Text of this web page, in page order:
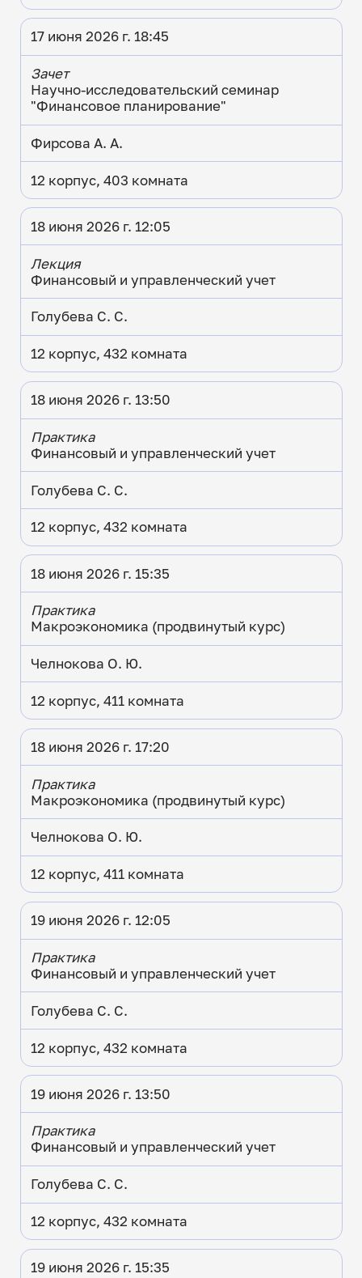
17 июня 2026 г. 18:45
Зачет
Научно-исследовательский семинар
"Финансовое планирование"
Фирсова А. А.
12 корпус, 403 комната
18 июня 2026 г. 12:05
Лекция
Финансовый и управленческий учет
Голубева С. С.
12 корпус, 432 комната
18 июня 2026 г. 13:50
Практика
Финансовый и управленческий учет
Голубева С. С.
12 корпус, 432 комната
18 июня 2026 г. 15:35
Практика
Макроэкономика (продвинутый курс)
Челнокова О. Ю.
12 корпус, 411 комната
18 июня 2026 г. 17:20
Практика
Макроэкономика (продвинутый курс)
Челнокова О. Ю.
12 корпус, 411 комната
19 июня 2026 г. 12:05
Практика
Финансовый и управленческий учет
Голубева С. С.
12 корпус, 432 комната
19 июня 2026 г. 13:50
Практика
Финансовый и управленческий учет
Голубева С. С.
12 корпус, 432 комната
19 июня 2026 г. 15:35